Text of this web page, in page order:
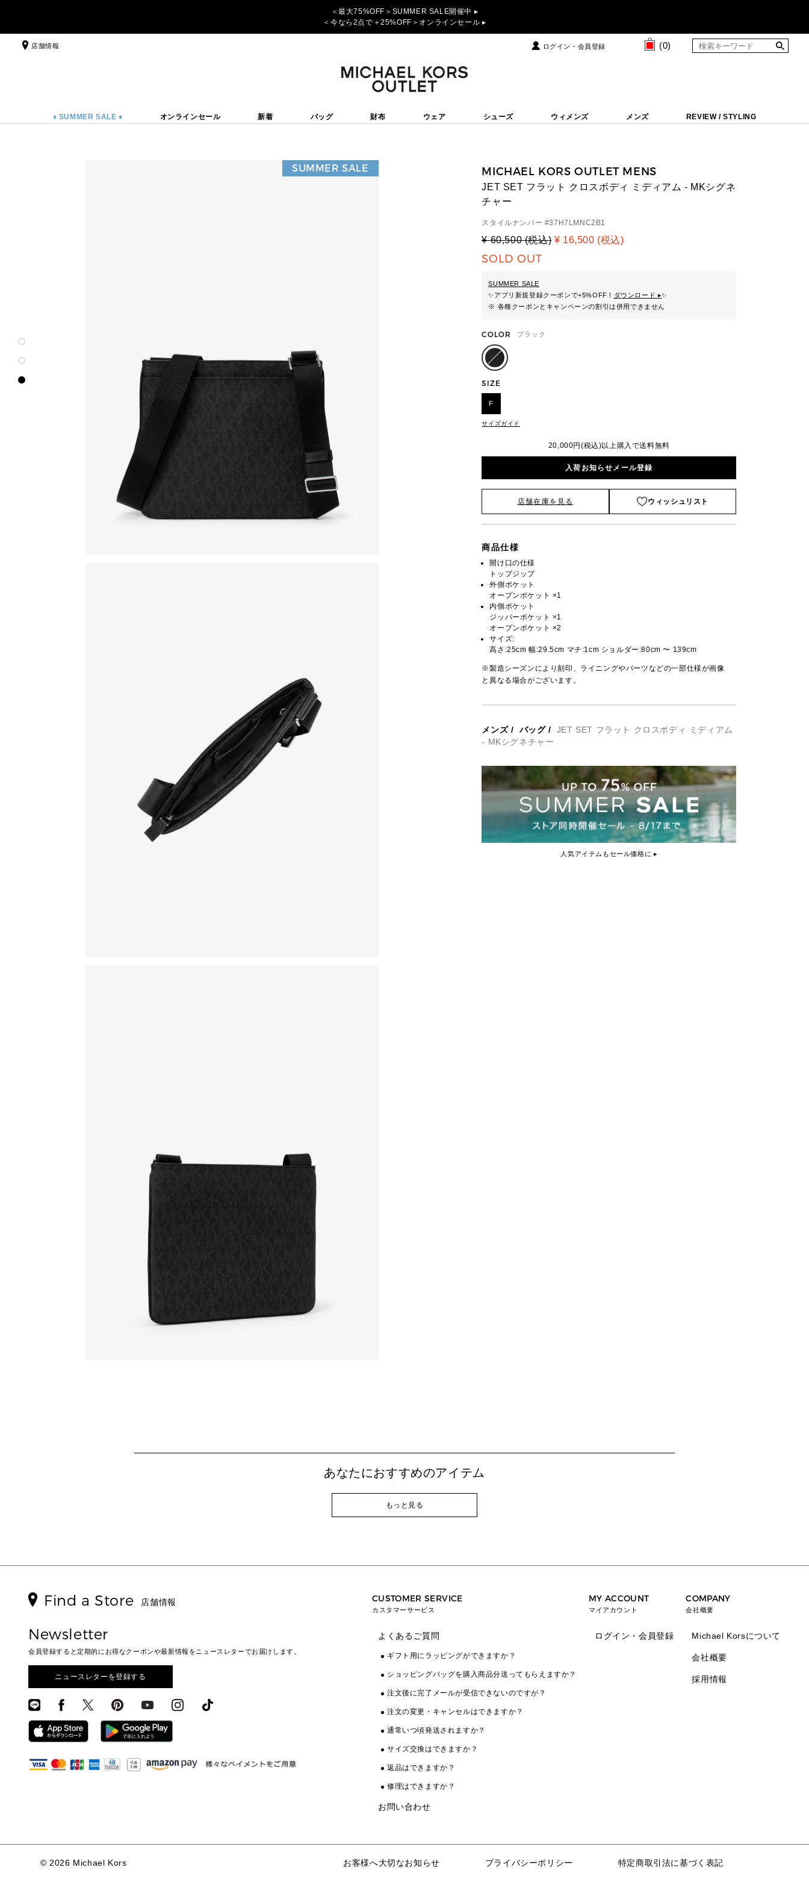
＜最大75%OFF＞SUMMER SALE開催中 ▸
＜今なら2点で＋25%OFF＞オンラインセール ▸
店舗情報 ログイン・会員登録 (0)
♦ SUMMER SALE ♦ オンラインセール 新着 バッグ 財布 ウェア シューズ ウィメンズ メンズ REVIEW / STYLING
SUMMER SALE MICHAEL KORS OUTLET MENS
JET SET フラット クロスボディ ミディアム - MKシグネ
チャー
スタイルナンバー #37H7LMNC2B1
¥ 60,500 (税込) ¥ 16,500 (税込)
SOLD OUT
SUMMER SALE
✨アプリ新規登録クーポンで+5%OFF ! ダウンロード ▸✨
※ 各種クーポンとキャンペーンの割引は併用できません
COLOR ブラック
SIZE
F
サイズガイド
20,000円(税込)以上購入で送料無料
入荷お知らせメール登録
店舗在庫を見る ウィッシュリスト
商品仕様
開け口の仕様
トップジップ
外側ポケット
オープンポケット ×1
内側ポケット
ジッパーポケット ×1
オープンポケット ×2
サイズ:
高さ:25cm 幅:29.5cm マチ:1cm ショルダー:80cm 〜 139cm
※製造シーズンにより刻印、ライニングやパーツなどの一部仕様が画像
と異なる場合がございます。
メンズ/ バッグ/
JET SET フラット クロスボディ ミディアム
- MKシグネチャー
人気アイテムもセール価格に ▸
あなたにおすすめのアイテム
もっと見る
Find a Store 店舗情報
Newsletter
会員登録すると定期的にお得なクーポンや最新情報をニュースレターでお届けします。
ニュースレターを登録する
CUSTOMER SERVICE
カスタマーサービス
よくあるご質問
ギフト用にラッピングができますか？
ショッピングバッグを購入商品分送ってもらえますか？
注文後に完了メールが受信できないのですが？
注文の変更・キャンセルはできますか？
通常いつ頃発送されますか？
サイズ交換はできますか？
返品はできますか？
修理はできますか？
お問い合わせ
MY ACCOUNT
マイアカウント
ログイン・会員登録
COMPANY
会社概要
Michael Korsについて
会社概要
採用情報
© 2026 Michael Kors お客様へ大切なお知らせ プライバシーポリシー 特定商取引法に基づく表記